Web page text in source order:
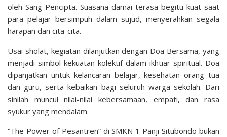
oleh Sang Pencipta. Suasana damai terasa begitu kuat saat
para pelajar bersimpuh dalam sujud, menyerahkan segala
harapan dan cita-cita.
Usai sholat, kegiatan dilanjutkan dengan Doa Bersama, yang
menjadi simbol kekuatan kolektif dalam ikhtiar spiritual. Doa
dipanjatkan untuk kelancaran belajar, kesehatan orang tua
dan guru, serta kebaikan bagi seluruh warga sekolah. Dari
sinilah muncul nilai-nilai kebersamaan, empati, dan rasa
syukur yang mendalam.
“The Power of Pesantren” di SMKN 1 Panji Situbondo bukan